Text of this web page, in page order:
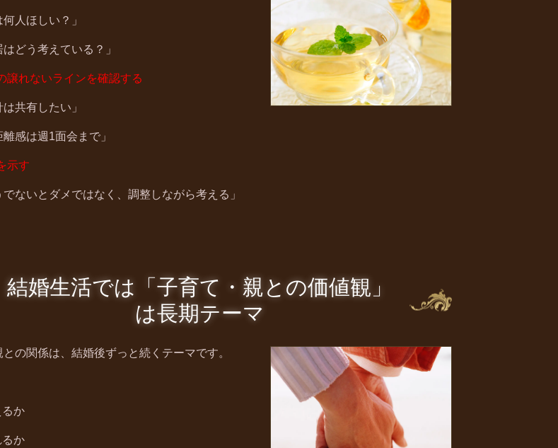
何人ほしい？」
はどう考えている？」
譲れないラインを確認する
は共有したい」
離感は週 1面会まで」
示す
でないとダメではなく、調整しながら考える」
結婚生活では「子育て・親との価値観」
は長期テーマ
の関係は、結婚後ずっと続くテーマです。
か
か